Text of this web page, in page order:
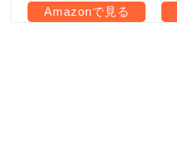
Amazonで見る